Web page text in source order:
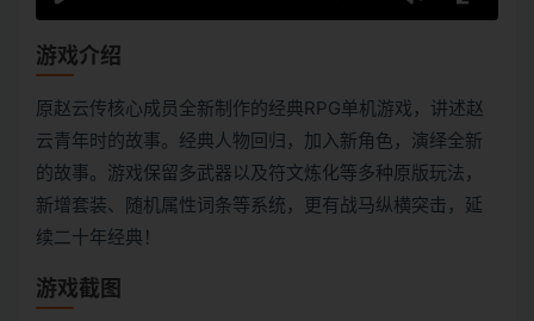
游戏介绍
原赵云传核心成员全新制作的经典RPG单机游戏，讲述赵
云青年时的故事。经典人物回归，加入新角色，演绎全新
的故事。游戏保留多武器以及符文炼化等多种原版玩法，
新增套装、随机属性词条等系统，更有战马纵横突击，延
续二十年经典！
游戏截图